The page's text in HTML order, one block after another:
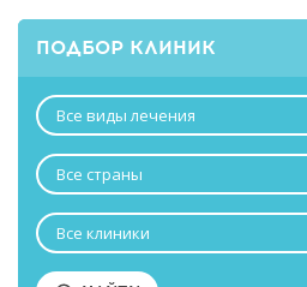
ПОДБОР КЛИНИК
Все виды лечения
Все страны
Все клиники